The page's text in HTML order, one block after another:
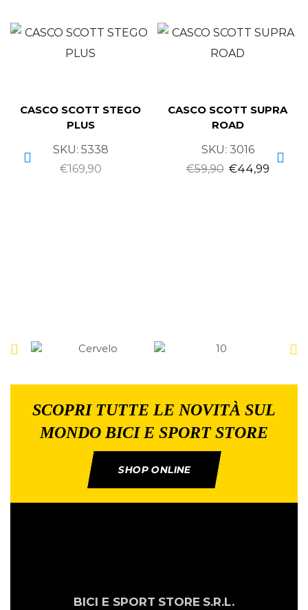
CASCO SCOTT STEGO
PLUS
SKU: 5338
€169,90
CASCO SCOTT SUPRA
ROAD
SKU: 3016
€59,90 €44,99
SCOPRI TUTTE LE NOVITÀ SUL
MONDO BICI E SPORT STORE
SHOP ONLINE
BICI E SPORT STORE S.R.L.